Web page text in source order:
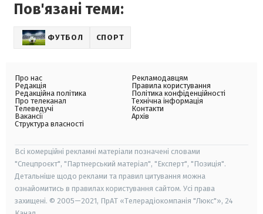
Пов'язані теми:
ФУТБОЛ СПОРТ
Про нас
Редакція
Редакційна політика
Про телеканал
Телеведучі
Вакансії
Структура власності
Рекламодавцям
Правила користування
Політика конфіденційності
Технічна інформація
Контакти
Архів
Всі комерційні рекламні матеріали позначені словами
"Спецпроєкт", "Партнерський матеріал", "Експерт", "Позиція".
Детальніше щодо реклами та правил цитування можна
ознайомитись в правилах користування сайтом. Усі права
захищені. © 2005—2021, ПрАТ «Телерадіокомпанія "Люкс"», 24